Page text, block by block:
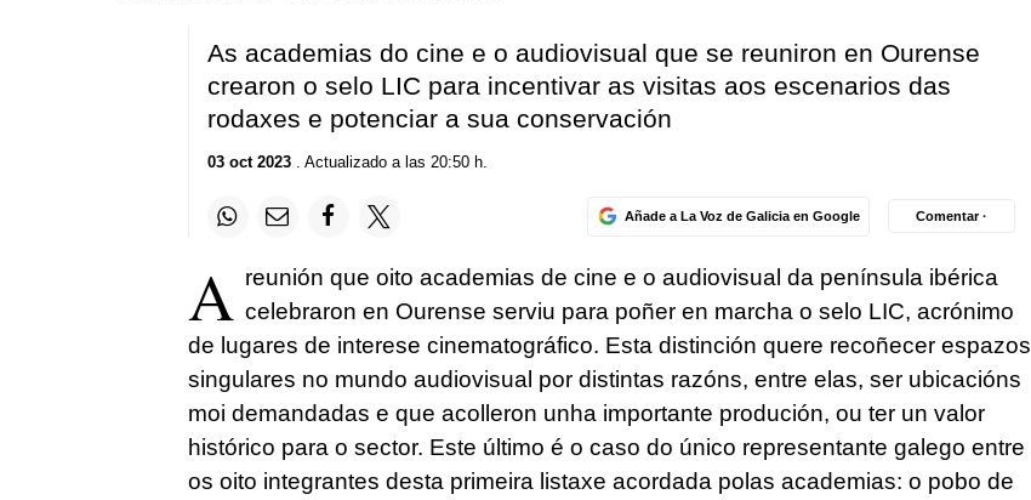
As academias do cine e o audiovisual que se reuniron en Ourense
crearon o selo LIC para incentivar as visitas aos escenarios das
rodaxes e potenciar a sua conservación
03 oct 2023. Actualizado a las 20:50 h.
Añade a La Voz de Galicia en Google Comentar ·
A reunión que oito academias de cine e o audiovisual da península ibérica
celebraron en Ourense serviu para poñer en marcha o selo LIC, acrónimo
de lugares de interese cinematográfico. Esta distinción quere recoñecer espazos
singulares no mundo audiovisual por distintas razóns, entre elas, ser ubicacións
moi demandadas e que acolleron unha importante produción, ou ter un valor
histórico para o sector. Este último é o caso do único representante galego entre
os oito integrantes desta primeira listaxe acordada polas academias: o pobo de